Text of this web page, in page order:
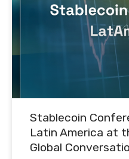
Stablecoin
Latin America at
Global